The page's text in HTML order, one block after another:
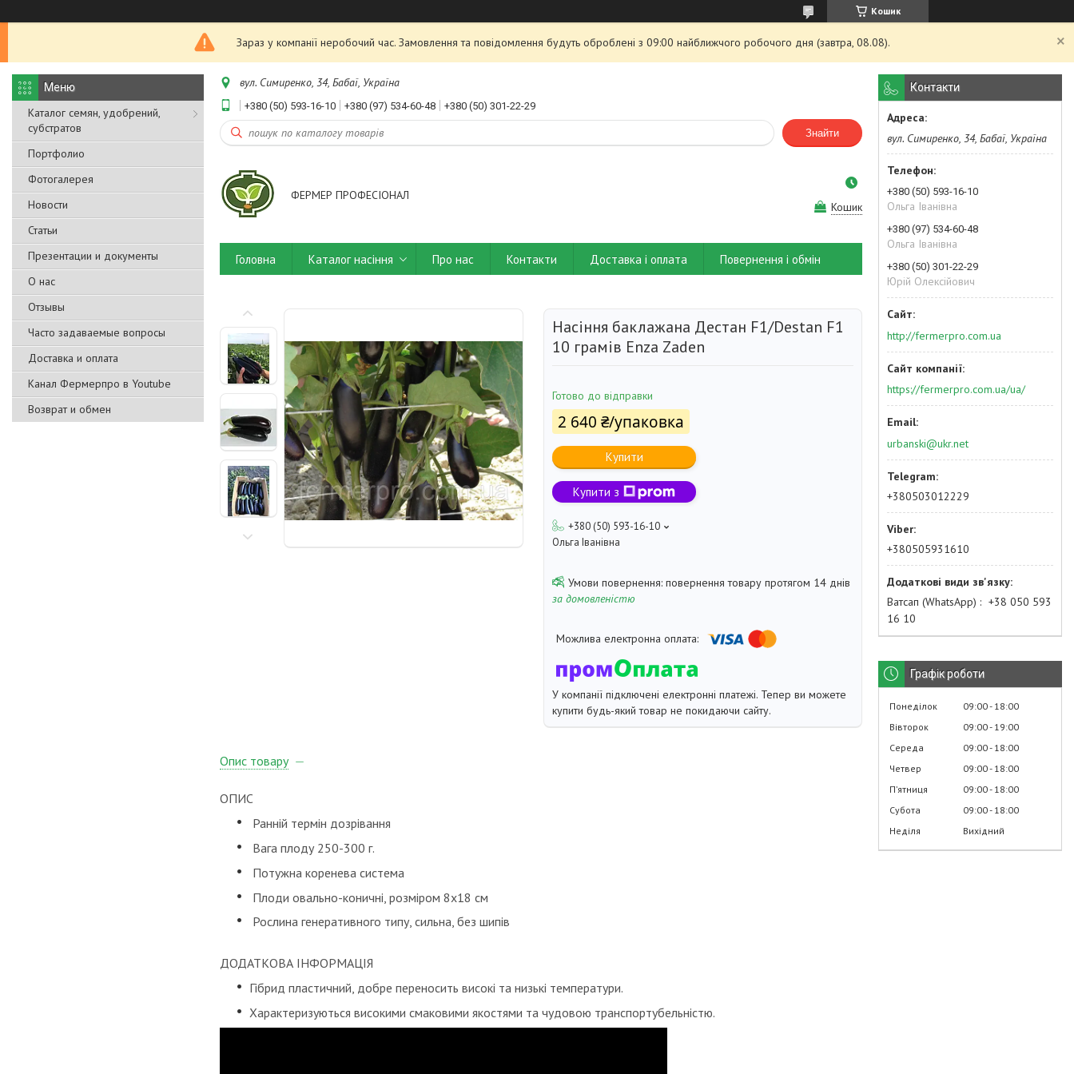
Кошик
Зараз у компанії неробочий час. Замовлення та повідомлення будуть оброблені з 09:00 найближчого робочого дня (завтра, 08.08).
Каталог семян, удобрений,
субстратов
Портфолио
Фотогалерея
Новости
Статьи
Презентации и документы
О нас
Отзывы
Часто задаваемые вопросы
Доставка и оплата
Канал Фермерпро в Youtube
Возврат и обмен
вул. Симиренко, 34, Бабаї, Україна
+380 (50) 593-16-10 +380 (97) 534-60-48 +380 (50) 301-22-29
Знайти
ФЕРМЕР ПРОФЕСІОНАЛ
Кошик
Головна Каталог насіння Про нас Контакти Доставка і оплата Повернення і обмін
Насіння баклажана Дестан F1/Destan F1
10 грамів Enza Zaden
Готово до відправки
2 640 ₴/упаковка
Купити
Купити з
+380 (50) 593-16-10
Ольга Іванівна
повернення товару протягом 14 днів
за домовленістю
У компанії підключені електронні платежі. Тепер ви можете
купити будь-який товар не покидаючи сайту.
Опис товару
ОПИС
Ранній термін дозрівання
Вага плоду 250-300 г.
Потужна коренева система
Плоди овально-коничні, розміром 8х18 см
Рослина генеративного типу, сильна, без шипів
ДОДАТКОВА ІНФОРМАЦІЯ
Гібрид пластичний, добре переносить високі та низькі температури.
Характеризуються високими смаковими якостями та чудовою транспортубельністю.
Контакти
вул. Симиренко, 34, Бабаї, Україна
+380 (50) 593-16-10
Ольга Іванівна
+380 (97) 534-60-48
Ольга Іванівна
+380 (50) 301-22-29
Юрій Олексійович
http://fermerpro.com.ua
https://fermerpro.com.ua/ua/
urbanski@ukr.net
+380503012229
+380505931610
Ватсап (WhatsApp)
+38 050 593
16 10
Графік роботи
Понеділок 09:00 18:00
Вівторок
09:00 19:00
Середа
09:00 18:00
Четвер
09:00 18:00
Пʼятниця
09:00 18:00
Субота
09:00 18:00
Неділя
Вихідний